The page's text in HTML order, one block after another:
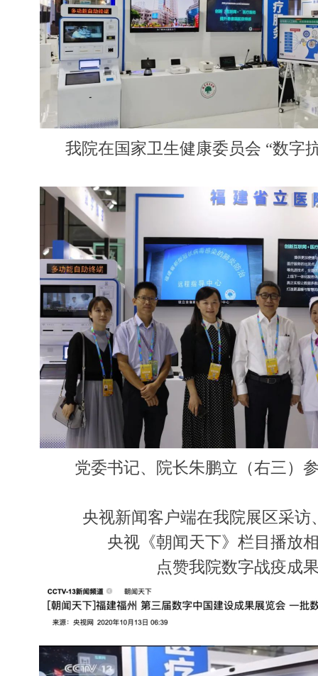
我院在国家卫生健康委员会 “数字
党委书记、院长朱鹏立（右三）
央视新闻客户端在我院展区采访
央视《朝闻天下》栏目播放
点赞我院数字战疫成